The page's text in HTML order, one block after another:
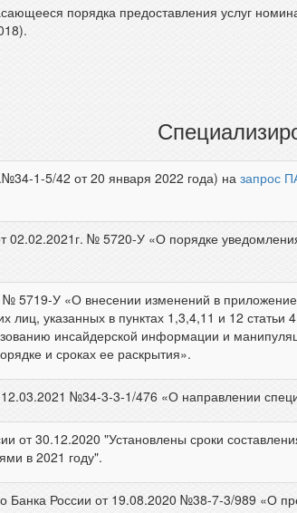
порядка предоставления услуг
1-5/42 от 20 января 2022 года) на запрос
02.02.2021г. № 5720-У «О порядке
№ 5719-У «О внесении изменений в
лиц, указанных в пунктах 1,3,4,11 и 12
инсайдерской информации и
и сроках ее раскрытия».
№34-3-3-1/476 «О направлении
от 30.12.2020 "Установлены сроки
в 2021 году".
России от 19.08.2020 №38-7-3/989 «О